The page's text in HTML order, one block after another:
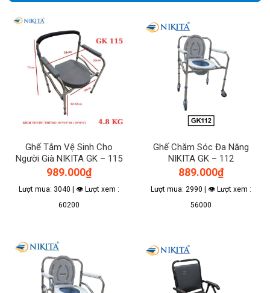
Ghế Tắm Vệ Sinh Cho
Người Già NIKITA GK – 115
989.000₫
Lượt mua: 3040 | 👁 Lượt xem :
60200
Ghế Chăm Sóc Đa Năng
NIKITA GK – 112
889.000₫
Lượt mua: 2990 | 👁 Lượt xem :
56000